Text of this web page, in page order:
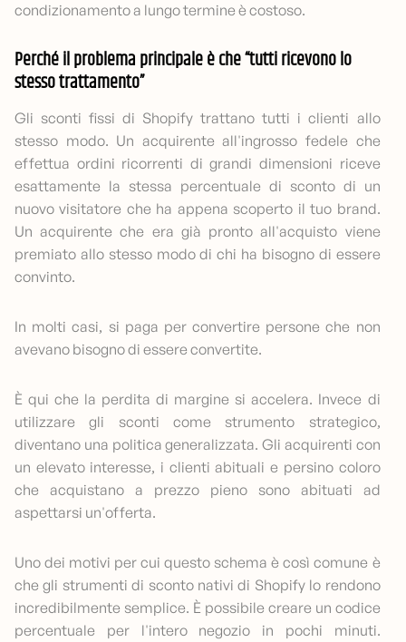
condizionamento a lungo termine è costoso.
Perché il problema principale è che “tutti ricevono lo
stesso trattamento”
Gli sconti fissi di Shopify trattano tutti i clienti allo
stesso modo. Un acquirente all'ingrosso fedele che
effettua ordini ricorrenti di grandi dimensioni riceve
esattamente la stessa percentuale di sconto di un
nuovo visitatore che ha appena scoperto il tuo brand.
Un acquirente che era già pronto all'acquisto viene
premiato allo stesso modo di chi ha bisogno di essere
convinto.
In molti casi, si paga per convertire persone che non
avevano bisogno di essere convertite.
È qui che la perdita di margine si accelera. Invece di
utilizzare gli sconti come strumento strategico,
diventano una politica generalizzata. Gli acquirenti con
un elevato interesse, i clienti abituali e persino coloro
che acquistano a prezzo pieno sono abituati ad
aspettarsi un'offerta.
Uno dei motivi per cui questo schema è così comune è
che gli strumenti di sconto nativi di Shopify lo rendono
incredibilmente semplice. È possibile creare un codice
percentuale per l'intero negozio in pochi minuti.